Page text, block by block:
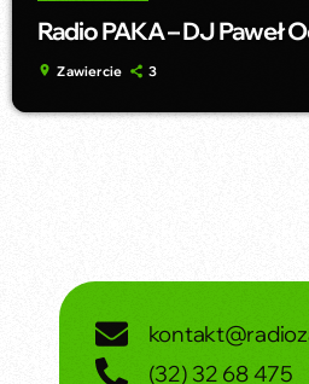
Radio PAKA – DJ Paweł
location_on Zawiercie 3
(32) 32 68 475